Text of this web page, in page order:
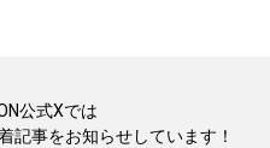
公式Xでは
記事をお知らせしています！